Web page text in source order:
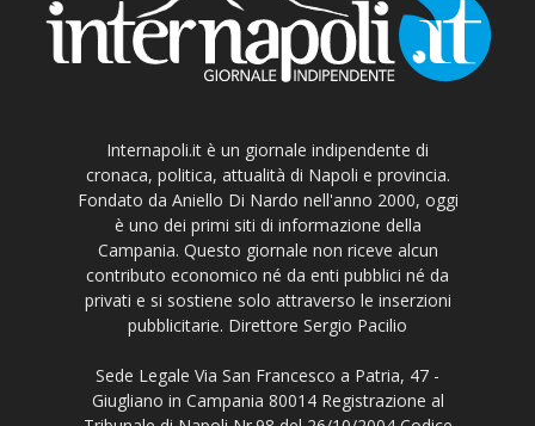
Internapoli.it è un giornale indipendente di
cronaca, politica, attualità di Napoli e provincia.
Fondato da Aniello Di Nardo nell'anno 2000, oggi
è uno dei primi siti di informazione della
Campania. Questo giornale non riceve alcun
contributo economico né da enti pubblici né da
privati e si sostiene solo attraverso le inserzioni
pubblicitarie. Direttore Sergio Pacilio
Sede Legale Via San Francesco a Patria, 47 -
Giugliano in Campania 80014 Registrazione al